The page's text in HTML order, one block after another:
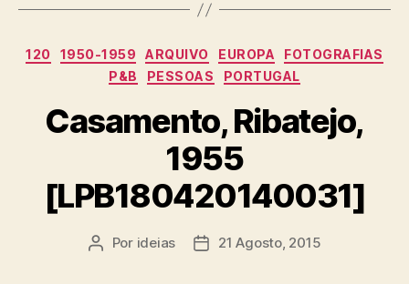
Categorias
120 1950-1959 ARQUIVO EUROPA
FOTOGRAFIAS
P&B
PESSOAS PORTUGAL
Casamento, Ribatejo,
1955
[LPB180420140031]
Autor
Por ideias
Data21 Agosto, 2015